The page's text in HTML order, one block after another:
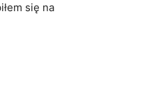
się na